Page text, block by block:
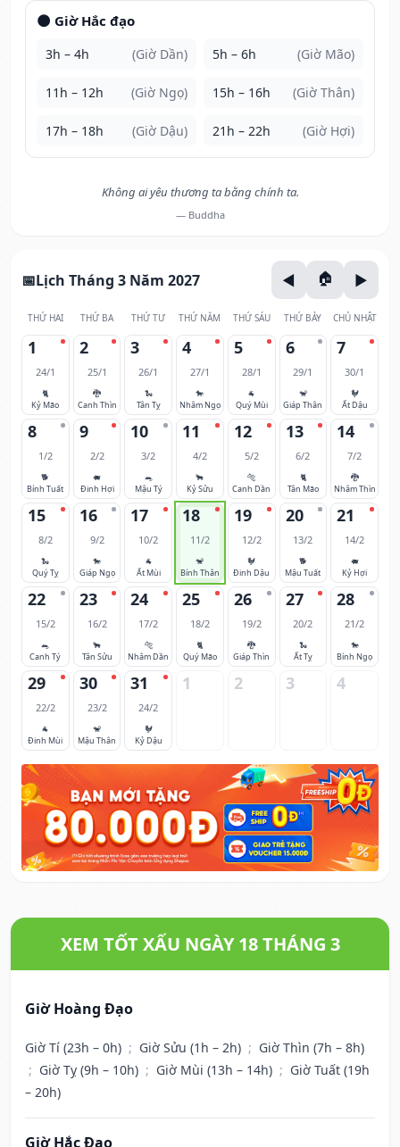
🌑 Giờ Hắc đạo
3h – 4h (Giờ Dần) 5h – 6h (Giờ Mão)
11h – 12h (Giờ Ngọ) 15h – 16h (Giờ Thân)
17h – 18h (Giờ Dậu) 21h – 22h (Giờ Hợi)
Không ai yêu thương ta bằng chính ta.
— Buddha
Lịch Tháng 3 Năm 2027
THỨ HAI THỨ BA THỨ TƯ THỨ NĂM THỨ SÁU THỨ BẢY CHỦ NHẬT
1
24/1
🐈
Kỷ Mão
2
25/1
🐉
Canh Thìn
3
26/1
🐍
Tân Tỵ
4
27/1
🐎
Nhâm Ngọ
5
28/1
🐐
Quý Mùi
6
29/1
🐒
Giáp Thân
7
30/1
🐓
Ất Dậu
8
1/2
🐕
Bính Tuất
9
2/2
🐖
Đinh Hợi
10
3/2
🐀
Mậu Tý
11
4/2
🐂
Kỷ Sửu
12
5/2
🐅
Canh Dần
13
6/2
🐈
Tân Mão
14
7/2
🐉
Nhâm Thìn
15
8/2
🐍
Quý Tỵ
16
9/2
🐎
Giáp Ngọ
17
10/2
🐐
Ất Mùi
18
11/2
🐒
Bính Thân
19
12/2
🐓
Đinh Dậu
20
13/2
🐕
Mậu Tuất
21
14/2
🐖
Kỷ Hợi
22
15/2
🐀
Canh Tý
23
16/2
🐂
Tân Sửu
24
17/2
🐅
Nhâm Dần
25
18/2
🐈
Quý Mão
26
19/2
🐉
Giáp Thìn
27
20/2
🐍
Ất Tỵ
28
21/2
🐎
Bính Ngọ
29
22/2
🐐
Đinh Mùi
30
23/2
🐒
Mậu Thân
31
24/2
🐓
Kỷ Dậu
1 2 3 4
XEM TỐT XẤU NGÀY 18 THÁNG 3
Giờ Hoàng Đạo
Giờ Tí (23h – 0h) ; Giờ Sửu (1h – 2h) ; Giờ Thìn (7h – 8h)
; Giờ Tỵ (9h – 10h) ; Giờ Mùi (13h – 14h) ; Giờ Tuất (19h
– 20h)
Giờ Hắc Đạo